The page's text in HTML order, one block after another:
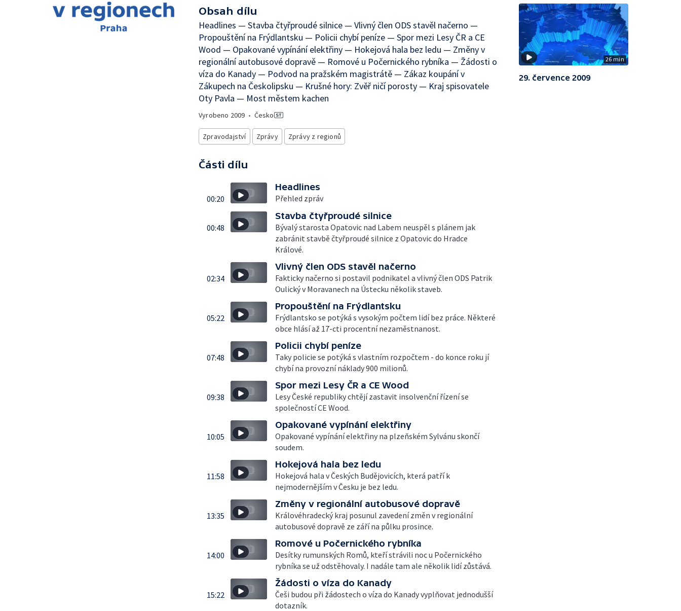
Obsah dílu
Headlines — Stavba čtyřproudé silnice — Vlivný člen ODS stavěl načerno —
Propouštění na Frýdlantsku — Policii chybí peníze — Spor mezi Lesy ČR a CE
Wood — Opakované vypínání elektřiny — Hokejová hala bez ledu — Změny v
regionální autobusové dopravě — Romové u Počernického rybníka — Žádosti o
víza do Kanady — Podvod na pražském magistrátě — Zákaz koupání v
Zákupech na Českolipsku — Krušné hory: Zvěř ničí porosty — Kraj spisovatele
Oty Pavla — Most městem kachen
Vyrobeno 2009 • Česko
Zpravodajství Zprávy Zprávy z regionů
Části dílu
00:20
Headlines
Přehled zpráv
00:48
Stavba čtyřproudé silnice
Bývalý starosta Opatovic nad Labem neuspěl s plánem jak
zabránit stavbě čtyřproudé silnice z Opatovic do Hradce
Králové.
02:34
Vlivný člen ODS stavěl načerno
Fakticky načerno si postavil podnikatel a vlivný člen ODS Patrik
Oulický v Moravanech na Ústecku několik staveb.
05:22
Propouštění na Frýdlantsku
Frýdlantsko se potýká s vysokým počtem lidí bez práce. Některé
obce hlásí až 17-cti procentní nezaměstnanost.
07:48
Policii chybí peníze
Taky policie se potýká s vlastním rozpočtem - do konce roku jí
chybí na provozní náklady 900 milionů.
09:38
Spor mezi Lesy ČR a CE Wood
Lesy České republiky chtějí zastavit insolvenční řízení se
společností CE Wood.
10:05
Opakované vypínání elektřiny
Opakované vypínání elektřiny na plzeňském Sylvánu skončí
soudem.
11:58
Hokejová hala bez ledu
Hokejová hala v Českých Budějovicích, která patří k
nejmodernějším v Česku je bez ledu.
13:35
Změny v regionální autobusové dopravě
Královéhradecký kraj posunul zavedení změn v regionální
autobusové dopravě ze září na půlku prosince.
14:00
Romové u Počernického rybníka
Desítky rumunských Romů, kteří strávili noc u Počernického
rybníka se už odstěhovaly. I nadále tam ale několik lidí zůstává.
15:22
Žádosti o víza do Kanady
Češi budou při žádostech o víza do Kanady vyplňovat jednodušší
dotazník.
26 min
29. července 2009